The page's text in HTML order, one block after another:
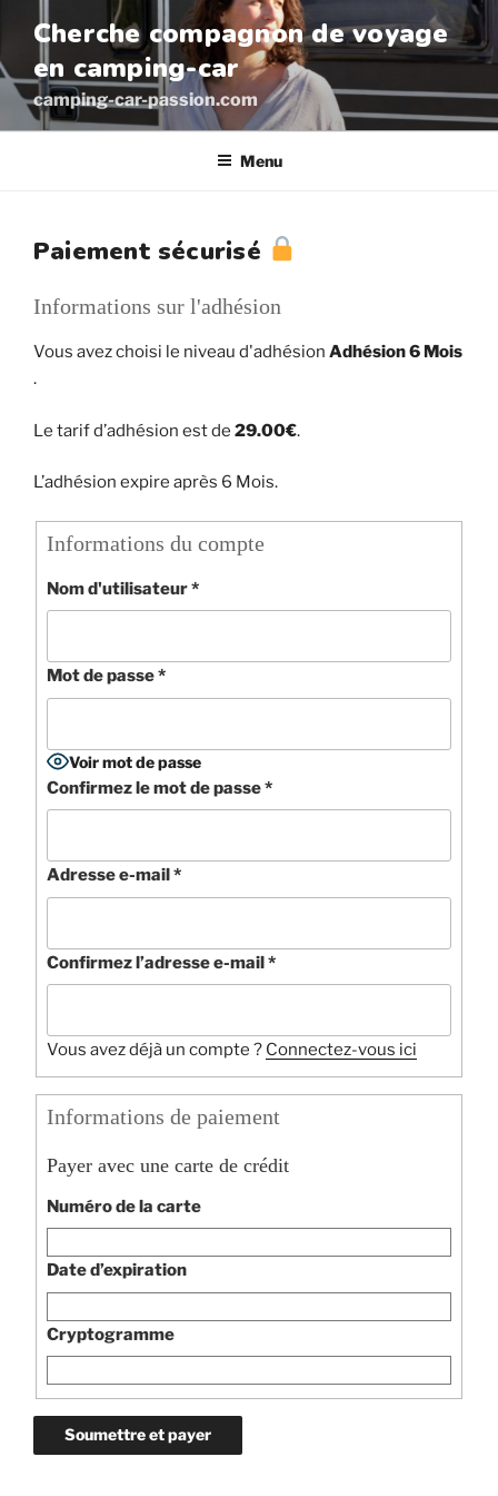
contenu
principal
Cherche compagnon de voyage
en camping-car
camping-car-passion.com
Menu
Paiement sécurisé
Informations sur l'adhésion
Vous avez choisi le niveau d'adhésion Adhésion 6 Mois
.
Le tarif d’adhésion est de 29.00€.
L’adhésion expire après 6 Mois.
Informations du compte
Nom d'utilisateur*
Mot de passe*
Voir mot de passe
Confirmez le mot de passe*
Adresse e-mail *
Confirmez l’adresse e-mail*
Vous avez déjà un compte ? Connectez-vous ici
Informations de paiement
Payer avec une carte de crédit
Numéro de la carte
Date d’expiration
Cryptogramme